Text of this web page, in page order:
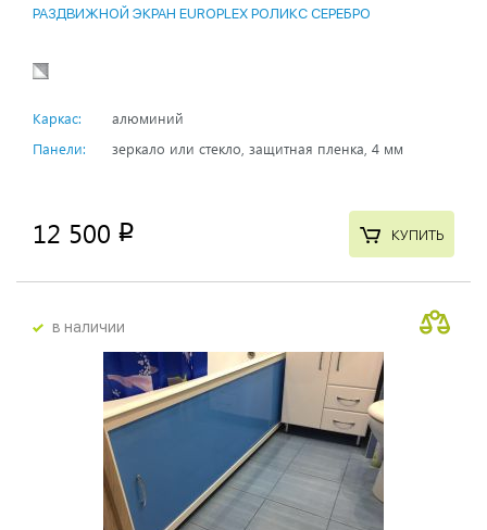
РАЗДВИЖНОЙ ЭКРАН EUROPLEX РОЛИКС СЕРЕБРО
Каркас:
алюминий
Панели:
зеркало или стекло, защитная пленка, 4 мм
12 500 p КУПИТЬ
в наличии